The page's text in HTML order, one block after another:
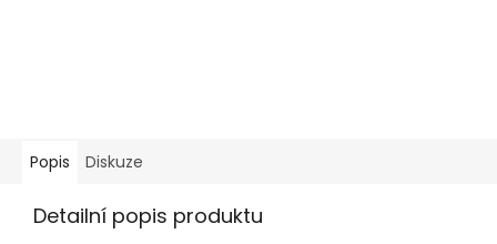
Popis Diskuze
Detailní popis produktu